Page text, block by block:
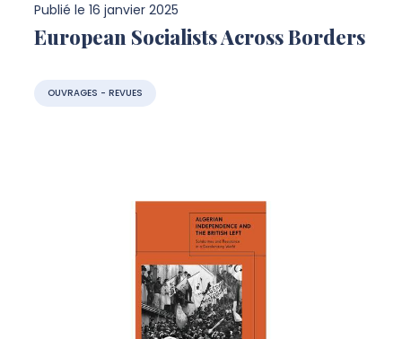
Publié le 16 janvier 2025
European Socialists Across Borders
OUVRAGES - REVUES